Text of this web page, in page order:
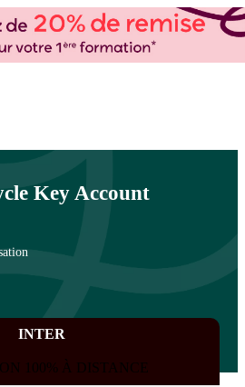
de formation à Paris et en régions
Key Account
INTER
100% À DISTANCE